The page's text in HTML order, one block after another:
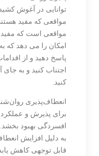
توانایی در آغوش
مواقعی که مفید
مواقعی است که مفید
امکان را می دهد که
پاسخ دهید و از
اجتناب کنید و به جای
کنید.
انعطاف‌پذیری
برای پذیرش و عملکرد
افسردگی بهبود
به دلیل افزایش
قابل توجهی کاهش